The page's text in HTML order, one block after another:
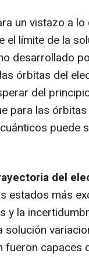
un vistazo a lo
el límite de la
desarrollado
órbitas del
del
para las
puede
del
estados más
y la
solución
fueron capaces